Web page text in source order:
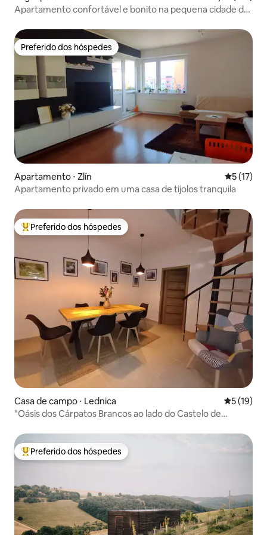
Apartamento confortável e bonito na pequena cidade de
Preferido dos hóspedes
Preferido dos hóspedes
Apartamento ⋅ Zlín 5 de uma
5 (17)
Apartamento privado em uma casa de tijolos tranquila
Entre os melhores preferidos dos hóspedes
Preferido dos hóspedes
Casa de campo ⋅ Lednica 5 de uma
5 (19)
"Oásis dos Cárpatos Brancos ao lado do Castelo de
Entre os melhores preferidos dos hóspedes
Preferido dos hóspedes